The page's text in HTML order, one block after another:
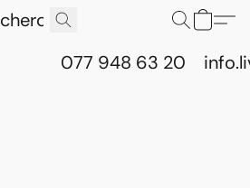
077 948 63 20